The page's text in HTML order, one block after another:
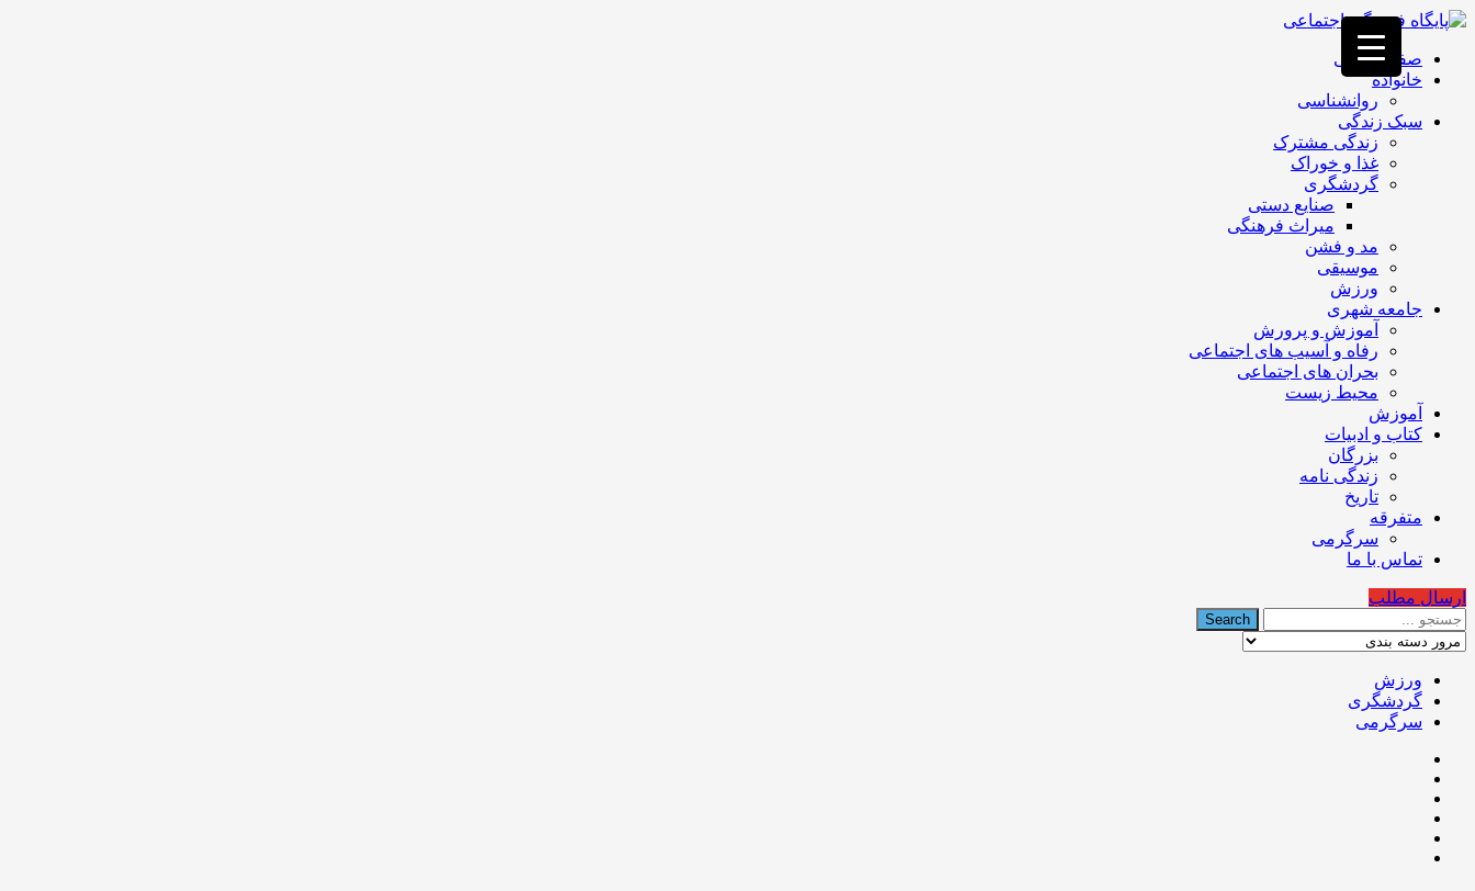
فصد
غرب
تهران
خشکشویی
تصفیه
تهران
صفحه اصلی
خانواده
روانشناسی
سبک زندگی
زندگی مشترک
غذا و خوراک
گردشگری
صنایع دستی
میراث فرهنگی
مد و فشن
موسیقی
ورزش
جامعه شهری
آموزش و پرورش
رفاه و آسیب های اجتماعی
بحران های اجتماعی
محیط زیست
آموزش
کتاب و ادبیات
بزرگان
زندگی نامه
تاریخ
متفرقه
سرگرمی
تماس با ما
ارسال مطلب
ورزش
گردشگری
سرگرمی